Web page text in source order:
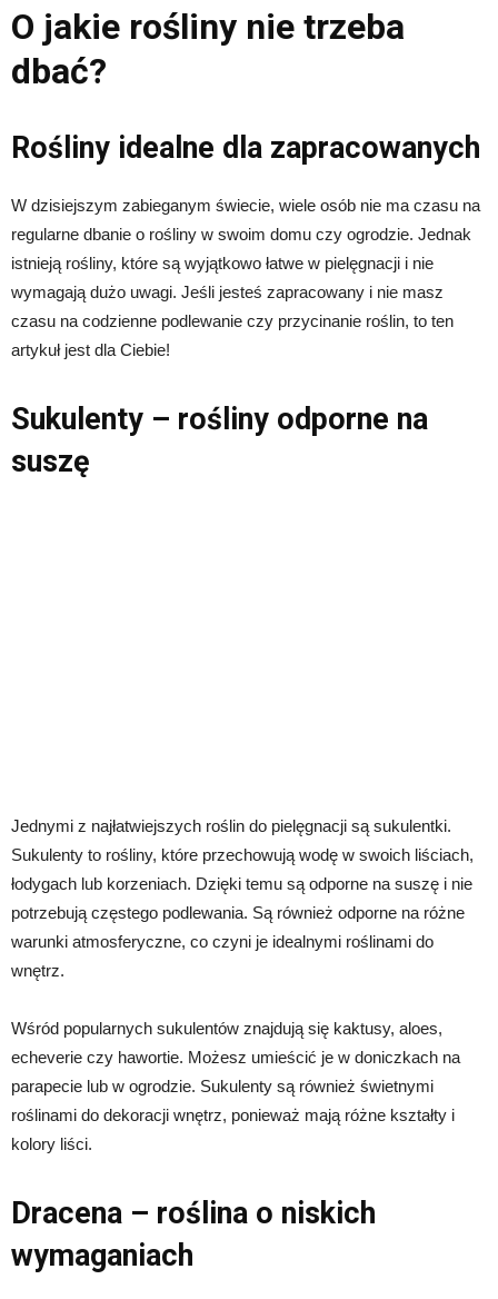
O jakie rośliny nie trzeba
dbać?
Rośliny idealne dla zapracowanych
W dzisiejszym zabieganym świecie, wiele osób nie ma czasu na
regularne dbanie o rośliny w swoim domu czy ogrodzie. Jednak
istnieją rośliny, które są wyjątkowo łatwe w pielęgnacji i nie
wymagają dużo uwagi. Jeśli jesteś zapracowany i nie masz
czasu na codzienne podlewanie czy przycinanie roślin, to ten
artykuł jest dla Ciebie!
Sukulenty – rośliny odporne na
suszę
Jednymi z najłatwiejszych roślin do pielęgnacji są sukulentki.
Sukulenty to rośliny, które przechowują wodę w swoich liściach,
łodygach lub korzeniach. Dzięki temu są odporne na suszę i nie
potrzebują częstego podlewania. Są również odporne na różne
warunki atmosferyczne, co czyni je idealnymi roślinami do
wnętrz.
Wśród popularnych sukulentów znajdują się kaktusy, aloes,
echeverie czy hawortie. Możesz umieścić je w doniczkach na
parapecie lub w ogrodzie. Sukulenty są również świetnymi
roślinami do dekoracji wnętrz, ponieważ mają różne kształty i
kolory liści.
Dracena – roślina o niskich
wymaganiach